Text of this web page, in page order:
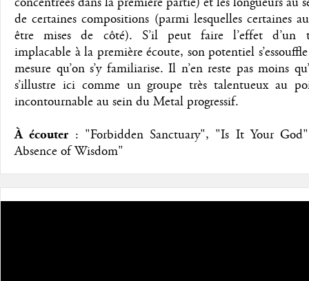
de certaines compositions (parmi lesquelles certaines
être mises de côté). S’il peut faire l’effet d’un
implacable à la première écoute, son potentiel
mesure qu’on s’y familiarise. Il n’en reste pas moins
s’illustre ici comme un groupe très talentueux au
incontournable au sein du Metal progressif.
À écouter : "Forbidden Sanctuary", "Is It Your
Absence of Wisdom"